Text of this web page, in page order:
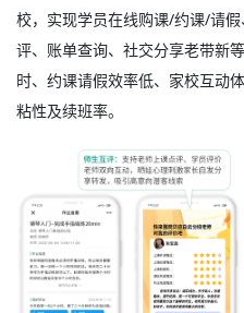
校，实现学员在线购课/约课/请
评、账单查询、社交分享老带新
时、约课请假效率低、家校互动
粘性及续班率。